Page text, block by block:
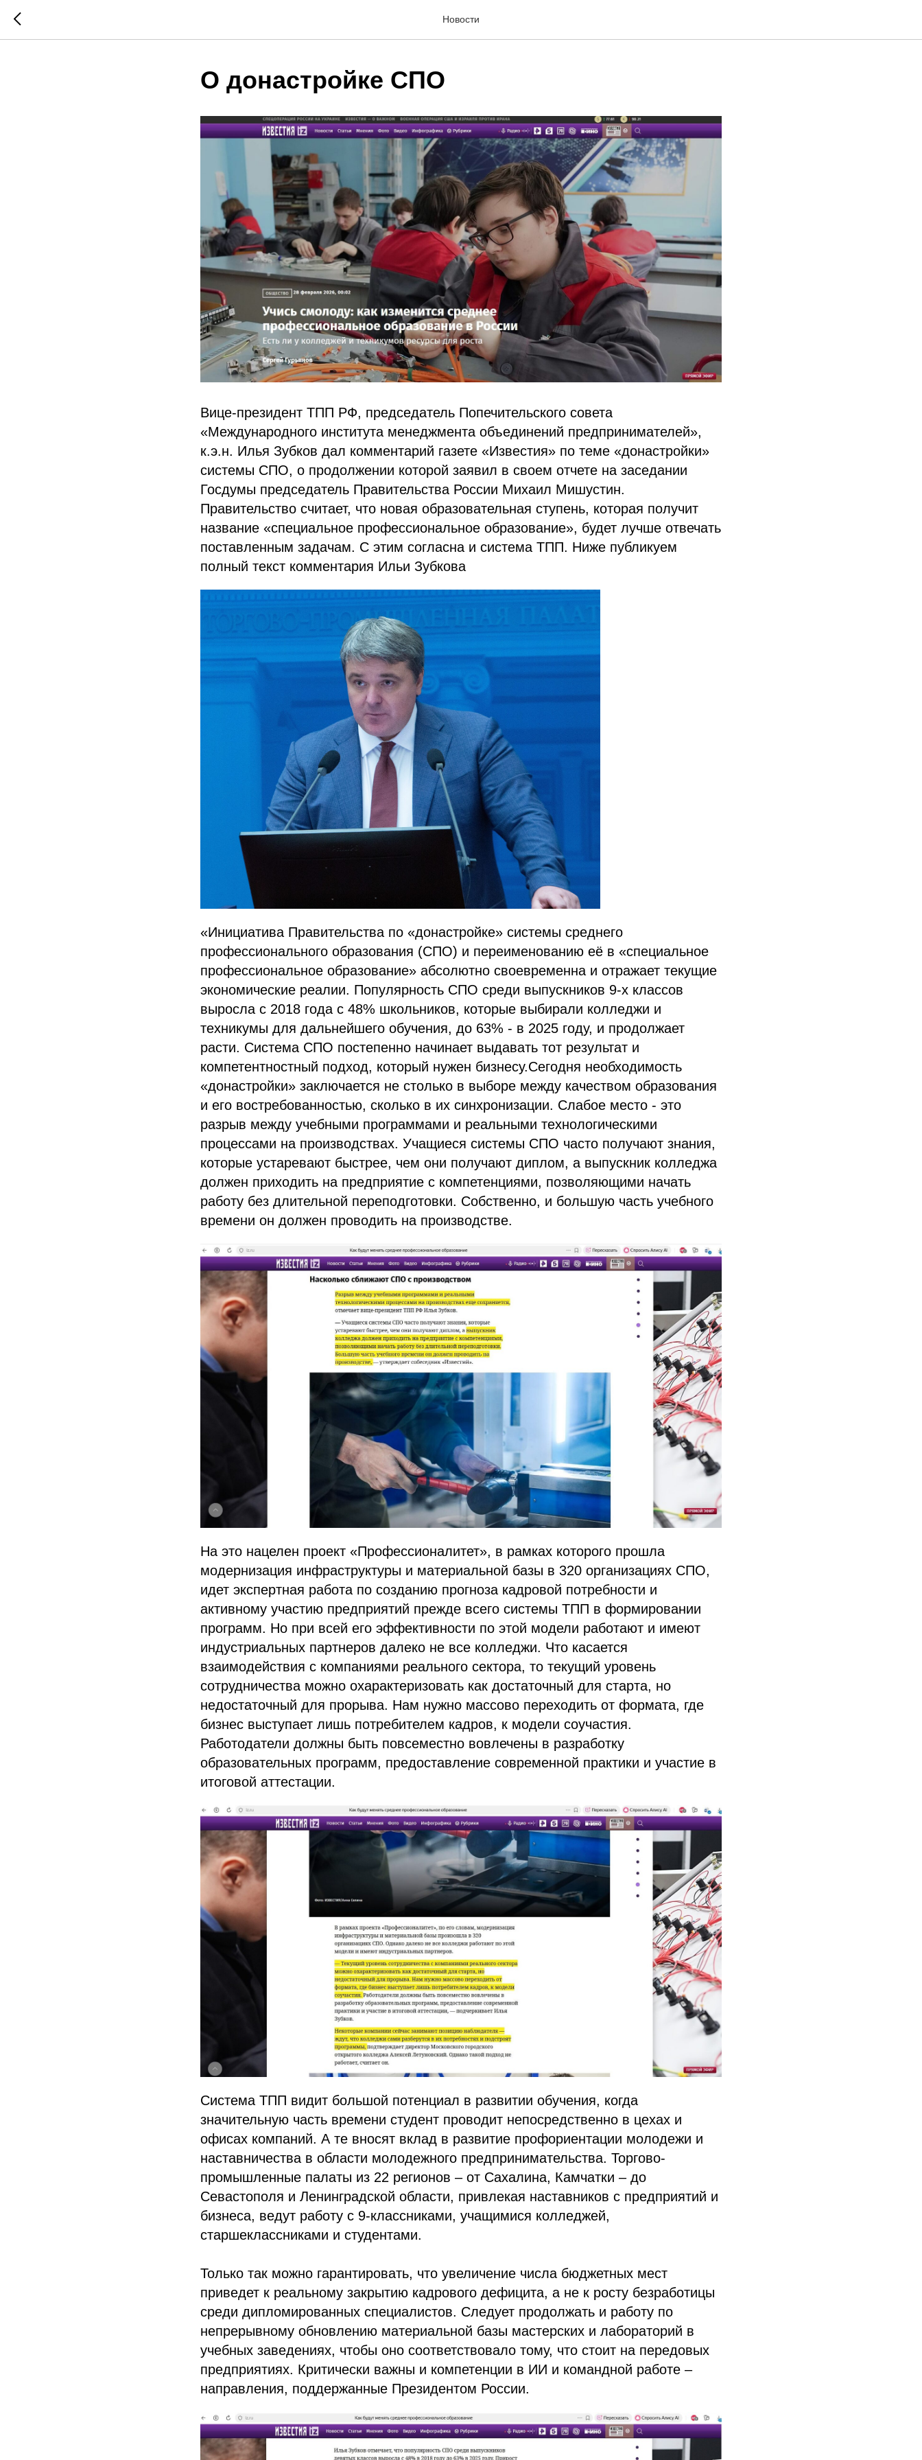
Новости
О донастройке СПО
Вице-президент ТПП РФ, председатель Попечительского совета
«Международного института менеджмента объединений предпринимателей»,
к.э.н. Илья Зубков дал комментарий газете «Известия» по теме «донастройки»
системы СПО, о продолжении которой заявил в своем отчете на заседании
Госдумы председатель Правительства России Михаил Мишустин.
Правительство считает, что новая образовательная ступень, которая получит
название «специальное профессиональное образование», будет лучше отвечать
поставленным задачам. С этим согласна и система ТПП. Ниже публикуем
полный текст комментария Ильи Зубкова
«Инициатива Правительства по «донастройке» системы среднего
профессионального образования (СПО) и переименованию её в «специальное
профессиональное образование» абсолютно своевременна и отражает текущие
экономические реалии. Популярность СПО среди выпускников 9-х классов
выросла с 2018 года с 48% школьников, которые выбирали колледжи и
техникумы для дальнейшего обучения, до 63% - в 2025 году, и продолжает
расти. Система СПО постепенно начинает выдавать тот результат и
компетентностный подход, который нужен бизнесу.Сегодня необходимость
«донастройки» заключается не столько в выборе между качеством образования
и его востребованностью, сколько в их синхронизации. Слабое место - это
разрыв между учебными программами и реальными технологическими
процессами на производствах. Учащиеся системы СПО часто получают знания,
которые устаревают быстрее, чем они получают диплом, а выпускник колледжа
должен приходить на предприятие с компетенциями, позволяющими начать
работу без длительной переподготовки. Собственно, и большую часть учебного
времени он должен проводить на производстве.
На это нацелен проект «Профессионалитет», в рамках которого прошла
модернизация инфраструктуры и материальной базы в 320 организациях СПО,
идет экспертная работа по созданию прогноза кадровой потребности и
активному участию предприятий прежде всего системы ТПП в формировании
программ. Но при всей его эффективности по этой модели работают и имеют
индустриальных партнеров далеко не все колледжи. Что касается
взаимодействия с компаниями реального сектора, то текущий уровень
сотрудничества можно охарактеризовать как достаточный для старта, но
недостаточный для прорыва. Нам нужно массово переходить от формата, где
бизнес выступает лишь потребителем кадров, к модели соучастия.
Работодатели должны быть повсеместно вовлечены в разработку
образовательных программ, предоставление современной практики и участие в
итоговой аттестации.
Система ТПП видит большой потенциал в развитии обучения, когда
значительную часть времени студент проводит непосредственно в цехах и
офисах компаний. А те вносят вклад в развитие профориентации молодежи и
наставничества в области молодежного предпринимательства. Торгово-
промышленные палаты из 22 регионов – от Сахалина, Камчатки – до
Севастополя и Ленинградской области, привлекая наставников с предприятий и
бизнеса, ведут работу с 9-классниками, учащимися колледжей,
старшеклассниками и студентами.
Только так можно гарантировать, что увеличение числа бюджетных мест
приведет к реальному закрытию кадрового дефицита, а не к росту безработицы
среди дипломированных специалистов. Следует продолжать и работу по
непрерывному обновлению материальной базы мастерских и лабораторий в
учебных заведениях, чтобы оно соответствовало тому, что стоит на передовых
предприятиях. Критически важны и компетенции в ИИ и командной работе –
направления, поддержанные Президентом России.